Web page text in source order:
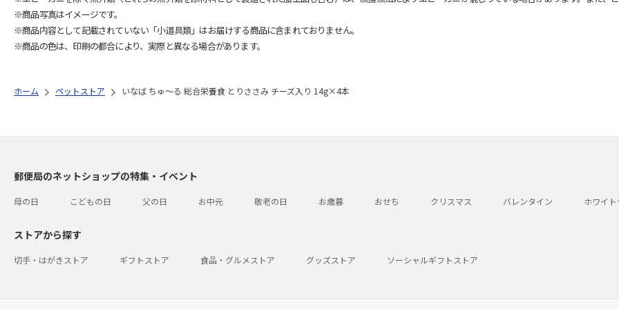
※商品写真はイメージです。
※商品内容として記載されていない「小道具類」はお届けする商品に含まれておりません。
※商品の色は、印刷の都合により、実際と異なる場合があります。
ホーム ペットストア いなば ちゅ～る 総合栄養食 とりささみ チーズ入り 14g×4本
郵便局のネットショップの特集・イベント
母の日 こどもの日 父の日 お中元 敬老の日 お歳暮 おせち クリスマス バレンタイン ホワイ
ストアから探す
切手・はがきストア ギフトストア 食品・グルメストア グッズストア ソーシャルギフトストア